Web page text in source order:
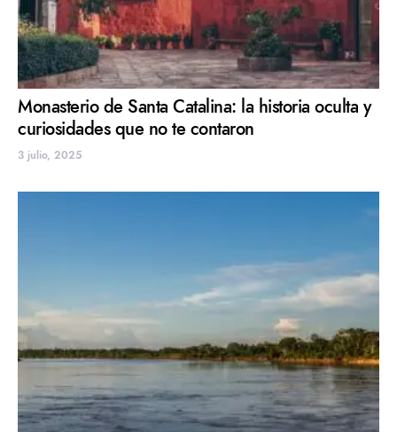
Monasterio de Santa Catalina: la historia oculta y
curiosidades que no te contaron
3 julio, 2025